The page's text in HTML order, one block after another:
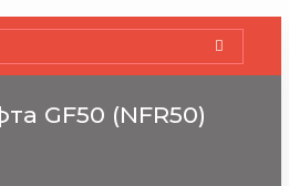
GF50 (NFR50)